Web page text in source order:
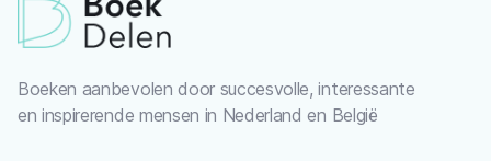
Boeken aanbevolen door succesvolle, interessante
en inspirerende mensen in Nederland en België